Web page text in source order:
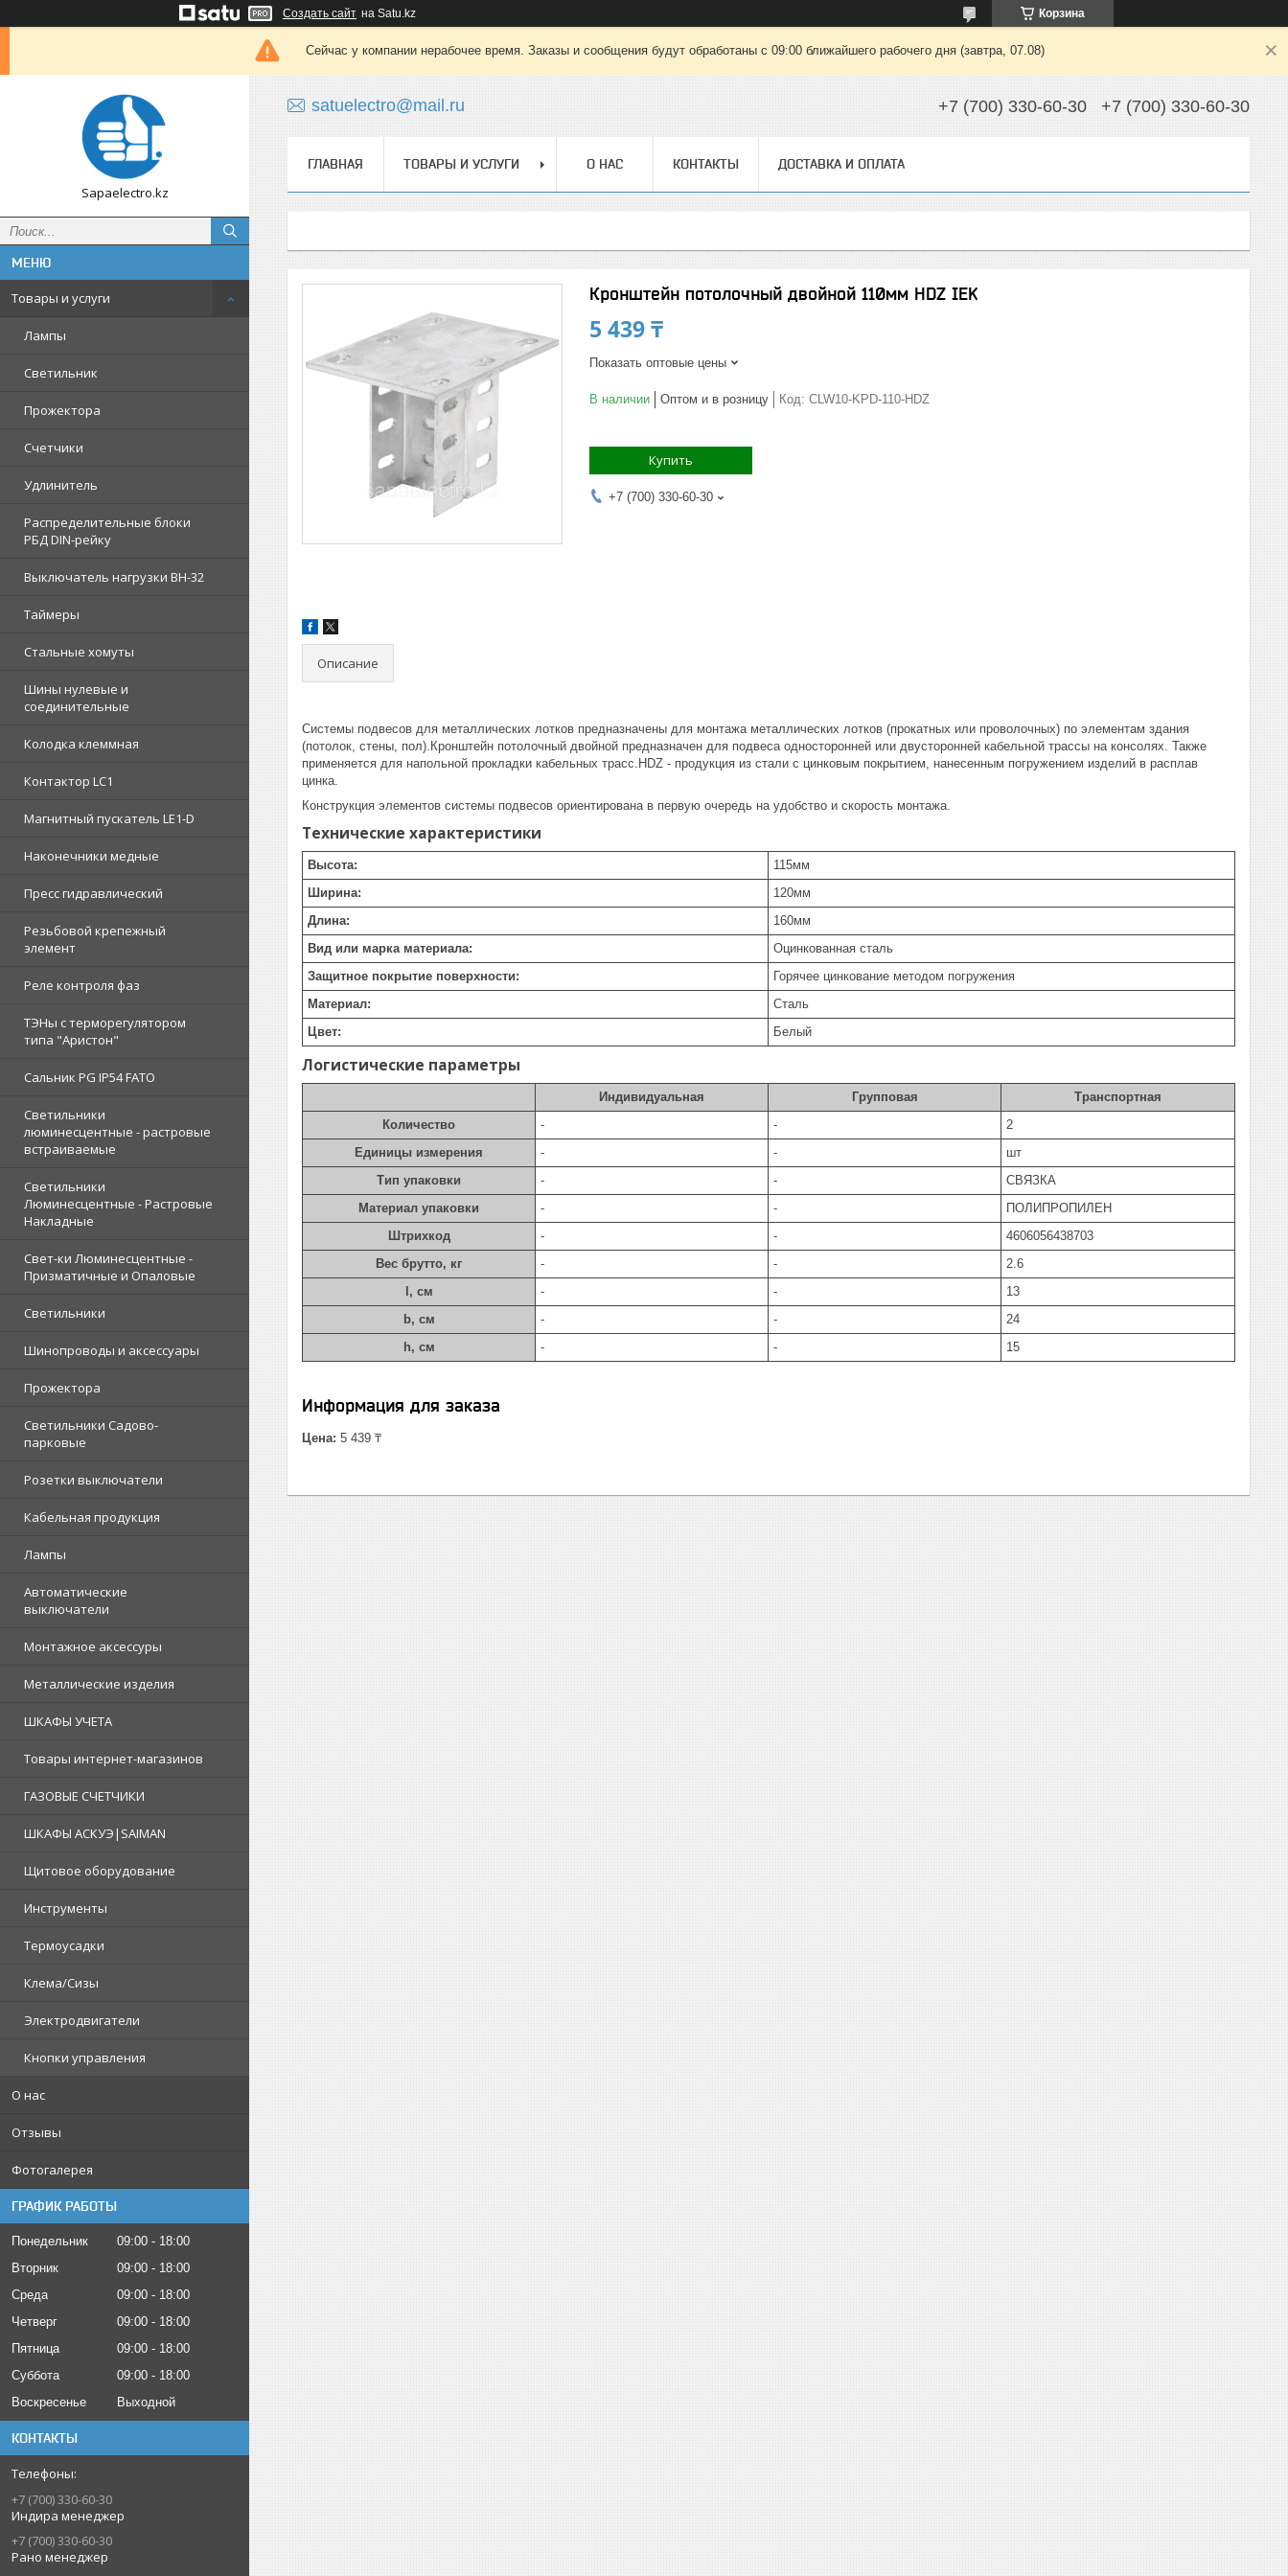
Создать сайт на Satu.kz Корзина
Сейчас у компании нерабочее время. Заказы и сообщения будут обработаны с 09:00 ближайшего рабочего дня (завтра, 07.08)
Sapaelectro.kz
Товары и услуги
Лампы
Светильник
Прожектора
Счетчики
Удлинитель
Распределительные блоки
РБД DIN-рейку
Выключатель нагрузки ВН-32
Таймеры
Стальные хомуты
Шины нулевые и
соединительные
Колодка клеммная
Контактор LC1
Магнитный пускатель LE1-D
Наконечники медные
Пресс гидравлический
Резьбовой крепежный
элемент
Реле контроля фаз
ТЭНы с терморегулятором
типа "Аристон"
Сальник PG IP54 FATO
Светильники
люминесцентные - растровые
встраиваемые
Светильники
Люминесцентные - Растровые
Накладные
Свет-ки Люминесцентные -
Призматичные и Опаловые
Светильники
Шинопроводы и аксессуары
Прожектора
Светильники Садово-
парковые
Розетки выключатели
Кабельная продукция
Лампы
Автоматические
выключатели
Монтажное аксессуры
Металлические изделия
ШКАФЫ УЧЕТА
Товары интернет-магазинов
ГАЗОВЫЕ СЧЕТЧИКИ
ШКАФЫ АСКУЭ|SAIMAN
Щитовое оборудование
Инструменты
Термоусадки
Клема/Сизы
Электродвигатели
Кнопки управления
О нас
Отзывы
Фотогалерея
ГРАФИК РАБОТЫ
Понедельник 09:00
18:00
Вторник
09:00
18:00
Среда
09:00
18:00
Четверг
09:00
18:00
Пятница
09:00
18:00
Суббота
09:00
18:00
Воскресенье
Выходной
КОНТАКТЫ
+7 (700) 330-60-30
Индира менеджер
+7 (700) 330-60-30
Рано менеджер
satuelectro@mail.ru +7 (700) 330-60-30 +7 (700) 330-60-30
ГЛАВНАЯ ТОВАРЫ И УСЛУГИ О НАС КОНТАКТЫ ДОСТАВКА И ОПЛАТА
Кронштейн потолочный двойной 110мм HDZ IEK
5 439 ₸
Показать оптовые цены
В наличии Оптом и в розницу Код: CLW10-KPD-110-HDZ
Купить
+7 (700) 330-60-30
Описание
Системы подвесов для металлических лотков предназначены для монтажа металлических лотков (прокатных или проволочных) по элементам здания
(потолок, стены, пол).Кронштейн потолочный двойной предназначен для подвеса односторонней или двусторонней кабельной трассы на консолях. Также
применяется для напольной прокладки кабельных трасс.HDZ - продукция из стали с цинковым покрытием, нанесенным погружением изделий в расплав
цинка.
Конструкция элементов системы подвесов ориентирована в первую очередь на удобство и скорость монтажа.
Технические характеристики
Высота: 115мм
Ширина:
120мм
Длина:
160мм
Вид или марка материала:
Оцинкованная сталь
Защитное покрытие поверхности:
Горячее цинкование методом погружения
Материал:
Сталь
Цвет:
Белый
Логистические параметры
Индивидуальная Групповая
Транспортная
Количество
- -
2
Единицы измерения
- -
шт
Тип упаковки
- -
СВЯЗКА
Материал упаковки
- -
ПОЛИПРОПИЛЕН
Штрихкод
- -
4606056438703
Вес брутто, кг
- -
2.6
l, см
- -
13
b, см
- -
24
h, см
- - 15
Информация для заказа
Цена: 5 439 ₸